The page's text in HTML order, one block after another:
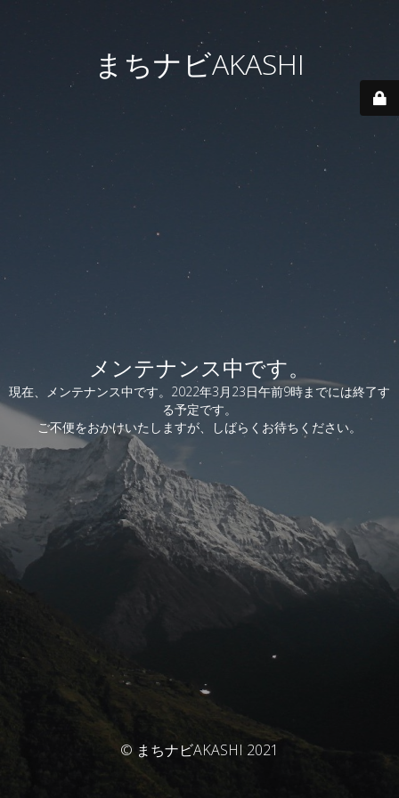
まちナビAKASHI
メンテナンス中です。
現在、メンテナンス中です。2022年3月23日午前9時までには終了す
る予定です。
ご不便をおかけいたしますが、しばらくお待ちください。
© まちナビAKASHI 2021